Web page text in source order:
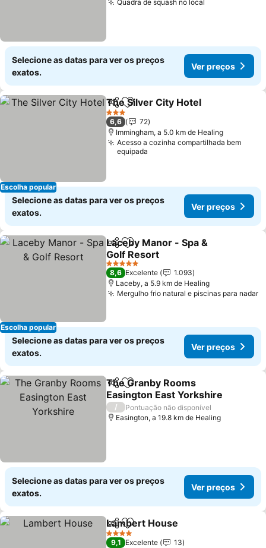
Quadra de squash no local
Selecione as datas para ver os preços
exatos.
Ver preços
Escolha popular
PartilharAdicionar aos favoritos
The Silver City Hotel
3 Estrelas
6,6
72
Immingham, a 5.0 km de Healing
Acesso a cozinha compartilhada bem
equipada
Selecione as datas para ver os preços
exatos.
Ver preços
Escolha popular
PartilharAdicionar aos favoritos
Laceby Manor - Spa &
Golf Resort
5 Estrelas
8,6 Excelente
1.093
Laceby, a 5.9 km de Healing
Mergulho frio natural e piscinas para nadar
Selecione as datas para ver os preços
exatos.
Ver preços
PartilharAdicionar aos favoritos
The Granby Rooms
Easington East Yorkshire
/
Pontuação não disponível
Easington, a 19.8 km de Healing
Selecione as datas para ver os preços
exatos.
Ver preços
PartilharAdicionar aos favoritos
Lambert House
4 Estrelas
9,1 Excelente
13